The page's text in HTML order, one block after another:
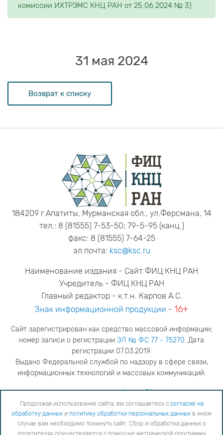
комиссии ИХТРЭМС КНЦ РАН от 25.06.2024 № 3)
Возврат к списку
31 мая 2024
184209 г.Апатиты, Мурманская обл., ул.Ферсмана, 14
тел.: 8 (81555) 7-53-50; 79-5-95 (канц.)
факс: 8 (81555) 7-64-25
эл.почта: ksc@ksc.ru
Наименование издания - Сайт ФИЦ КНЦ РАН
Учредитель - ФИЦ КНЦ РАН
Главный редактор - к.т.н. Карпов А.С.
Знак информационной продукции - 16+
Сайт зарегистрирован как средство массовой информации;
номер записи о регистрации ЭЛ № ФС 77 - 75270. Дата
регистрации 07.03.2019.
Выдано Федеральной службой по надзору в сфере связи,
информационных технологий и массовых коммуникаций.
адрес редакцииya.stogova@ksc.ru
телефон редакции81555-79-516
Продолжая использование сайта, вы соглашаетесь с согласие на обработку данных
обработки персональных данных
в ином случае вам необходимо покинуть сайт. Сбор и обработка
Продолжая использование сайта, вы соглашаетесь с согласие на
обработку данных и политику обработки персональных данных в ином
случае вам необходимо покинуть сайт. Сбор и обработка данных о
посетителях осуществляются с помощью метрической программы